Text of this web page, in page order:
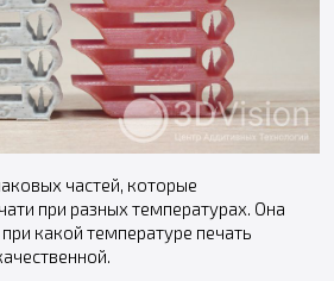
частей, которые
при разных температурах. Она
какой температуре печать